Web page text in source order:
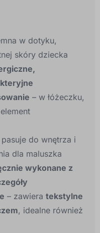
w dotyku,
skóry dziecka
– w łóżeczku,
pasuje do wnętrza i
dla maluszka
wykonane z
– zawiera tekstylne
, idealne również